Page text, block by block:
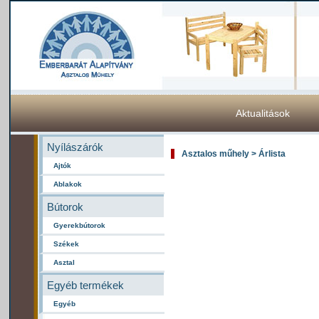
Aktualitások
Nyílászárók
Ajtók
Ablakok
Bútorok
Gyerekbútorok
Székek
Asztal
Egyéb termékek
Egyéb
Asztalos műhely > Árlista